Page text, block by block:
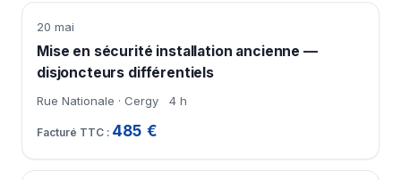
20 mai
Mise en sécurité installation ancienne —
disjoncteurs différentiels
Rue Nationale · Cergy 4 h
485 €